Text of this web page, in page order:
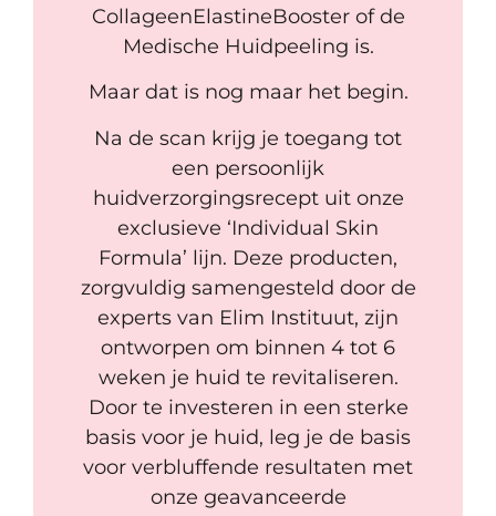
CollageenElastineBooster of de
Medische Huidpeeling is.
Maar dat is nog maar het begin.
Na de scan krijg je toegang tot
een persoonlijk
huidverzorgingsrecept uit onze
exclusieve ‘Individual Skin
Formula’ lijn. Deze producten,
zorgvuldig samengesteld door de
experts van Elim Instituut, zijn
ontworpen om binnen 4 tot 6
weken je huid te revitaliseren.
Door te investeren in een sterke
basis voor je huid, leg je de basis
voor verbluffende resultaten met
onze geavanceerde